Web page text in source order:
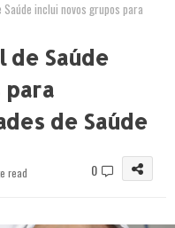
inclui novos grupos para
de Saúde
de Saúde
read 0